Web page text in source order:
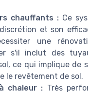
chauffants : Ce
et son
une
s'il inclut des
ce qui implique de
le revêtement de sol.
chaleur : Très